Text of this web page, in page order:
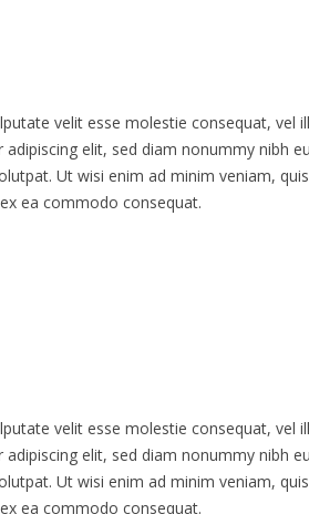
velit esse molestie consequat, vel
elit, sed diam nonummy nibh
Ut wisi enim ad minim veniam,
ea commodo consequat.
velit esse molestie consequat, vel
elit, sed diam nonummy nibh
Ut wisi enim ad minim veniam,
ea commodo consequat.